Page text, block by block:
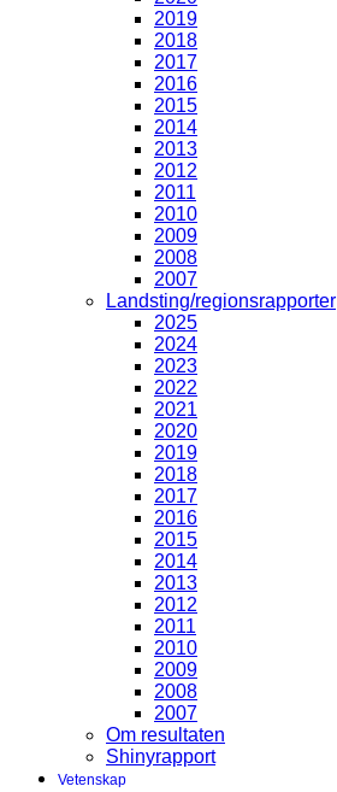
2019
2018
2017
2016
2015
2014
2013
2012
2011
2010
2009
2008
2007
Landsting/regionsrapporter
2025
2024
2023
2022
2021
2020
2019
2018
2017
2016
2015
2014
2013
2012
2011
2010
2009
2008
2007
Om resultaten
Shinyrapport
Vetenskap